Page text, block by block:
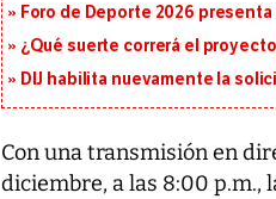
Foro de Deporte 2026
¿Qué suerte correrá el
DIJ habilita nuevamente la
Con una transmisión en
diciembre, a las 8:00 p.m.,